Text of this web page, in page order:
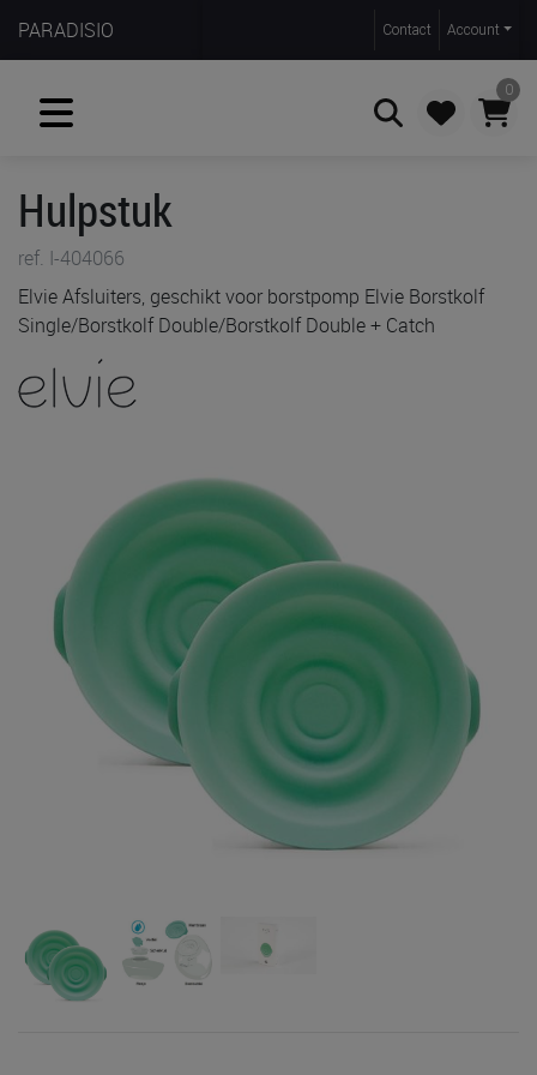
PARADISIO Contact Account
0
Hulpstuk
ref. I-404066
Elvie Afsluiters, geschikt voor borstpomp Elvie Borstkolf
Single/Borstkolf Double/Borstkolf Double + Catch